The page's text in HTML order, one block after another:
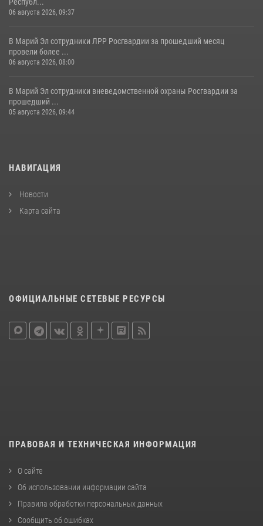
06 августа 2026, 09:37
В Марий Эл сотрудники ЛРР Росгвардии за прошедший месяц
провели более ...
06 августа 2026, 08:00
В Марий Эл сотрудники вневедомственной охраны Росгвардии за
прошедший ...
05 августа 2026, 09:44
НАВИГАЦИЯ
Новости
Карта сайта
ОФИЦИАЛЬНЫЕ СЕТЕВЫЕ РЕСУРСЫ
ПРАВОВАЯ И ТЕХНИЧЕСКАЯ ИНФОРМАЦИЯ
О сайте
Об использовании информации сайта
Правила обработки персональных данных
Сообщить об ошибках